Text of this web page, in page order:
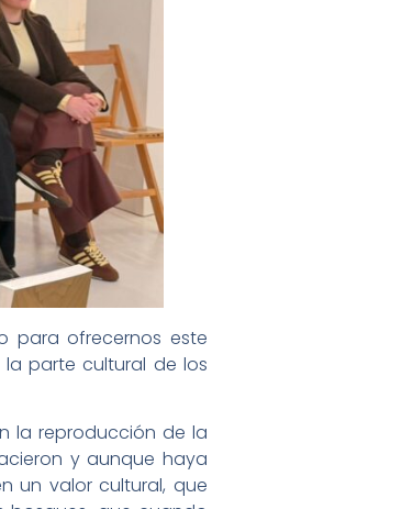
para ofrecernos este
parte cultural de los
la reproducción de la
y aunque haya
un valor cultural, que